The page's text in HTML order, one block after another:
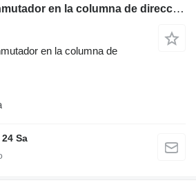
Case 133615A1 conmutador en la columna de dirección para Case 580SL retroexcavadora
en la columna de
Sa